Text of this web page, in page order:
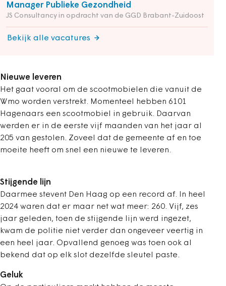
Manager Publieke Gezondheid
JS Consultancy in opdracht van de GGD Brabant-Zuidoost
Bekijk alle vacatures
Nieuwe leveren
Het gaat vooral om de scootmobielen die vanuit de
Wmo worden verstrekt. Momenteel hebben 6101
Hagenaars een scootmobiel in gebruik. Daarvan
werden er in de eerste vijf maanden van het jaar al
205 van gestolen. Zoveel dat de gemeente af en toe
moeite heeft om snel een nieuwe te leveren.
Stijgende lijn
Daarmee stevent Den Haag op een record af. In heel
2024 waren dat er maar net wat meer: 260. Vijf, zes
jaar geleden, toen de stijgende lijn werd ingezet,
kwam de politie niet verder dan ongeveer veertig in
een heel jaar. Opvallend genoeg was toen ook al
bekend dat op elk slot dezelfde sleutel paste.
Geluk